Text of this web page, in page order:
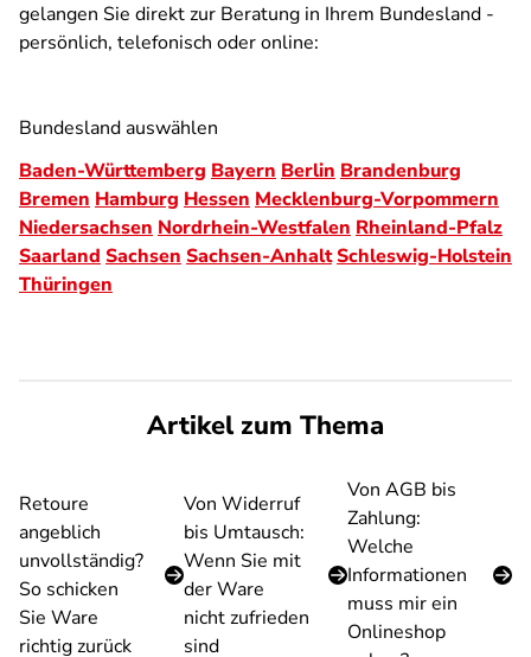
gelangen Sie direkt zur Beratung in Ihrem Bundesland -
persönlich, telefonisch oder online:
Bundesland auswählen
Baden-Württemberg Bayern Berlin Brandenburg
Bremen Hamburg Hessen Mecklenburg-Vorpommern
Niedersachsen Nordrhein-Westfalen Rheinland-Pfalz
Saarland Sachsen Sachsen-AnhaltSchleswig-Holstein
Thüringen
Artikel zum Thema
Retoure
angeblich
unvollständig?
So schicken
Sie Ware
richtig zurück
Von Widerruf
bis Umtausch:
Wenn Sie mit
der Ware
nicht zufrieden
sind
Von AGB bis
Zahlung:
Welche
Informationen
muss mir ein
Onlineshop